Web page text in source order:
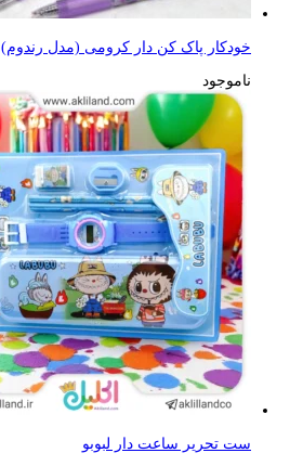
خودکار پاک کن دار کرومی (مدل رندوم)
ناموجود
ست تحریر ساعت دار لبوبو